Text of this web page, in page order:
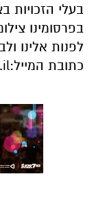
בעלי הזכויות
בפרסומינו
לפנות אלינו
כתובת המייל: